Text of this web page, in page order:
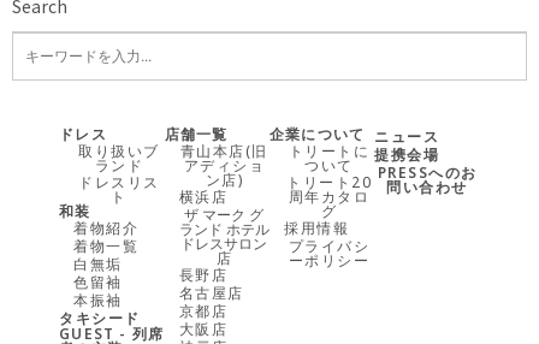
Search
ドレス
取り扱いブ
ランド
ドレスリス
ト
和装
着物紹介
着物一覧
白無垢
色留袖
本振袖
タキシード
GUEST - 列席
店舗一覧
青山本店(旧
アディショ
ン店)
横浜店
ザ マーク グ
ランド ホテル
ドレスサロン
店
長野店
名古屋店
京都店
大阪店
企業について
トリートに
ついて
トリート20
周年カタロ
グ
採用情報
プライバシ
ーポリシー
ニュース
提携会場
PRESSへのお
問い合わせ